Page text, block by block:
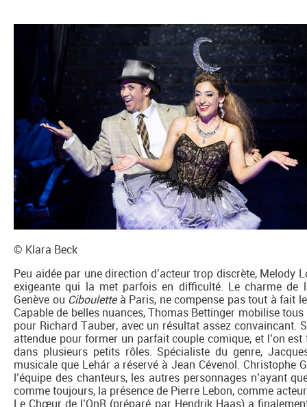
© Klara Beck
Peu aidée par une direction d’acteur trop discrète, Melody
exigeante qui la met parfois en difficulté. Le charme de
Genève ou Cibouletteà Paris, ne compense pas tout à fait
Capable de belles nuances, Thomas Bettinger mobilise
pour Richard Tauber, avec un résultat assez convaincant.
attendue pour former un parfait couple comique, et l’on
dans plusieurs petits rôles. Spécialiste du genre,
musicale que Lehár a réservé à Jean Cévenol. Christophe
l’équipe des chanteurs, les autres personnages n’ayant
comme toujours, la présence de Pierre Lebon, comme
Le Chœur de l’OnR (préparé par Hendrik Haas) a